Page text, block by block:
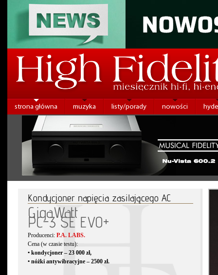
strona główna muzyka listy/porady nowości
Kondycjoner napięcia zasilającego AC
GigaWatt
PC-3 SE EVO+
Producenci: P.A. LABS.
Cena (w czasie testu):
• kondycjoner – 23 000 zł,
• nóżki antywibracyjne – 2500 zł.